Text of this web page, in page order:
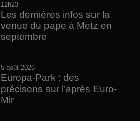
12h23
Les dernières infos sur la
venue du pape à Metz en
septembre
5 août 2026
Europa-Park : des
précisons sur l’après Euro-
Mir